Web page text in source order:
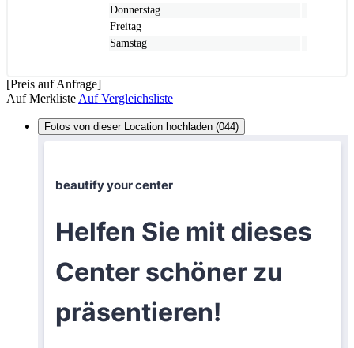
Donnerstag
Freitag
Samstag
[Preis auf Anfrage]
Auf Merkliste Auf Vergleichsliste
Fotos von dieser Location hochladen (044)